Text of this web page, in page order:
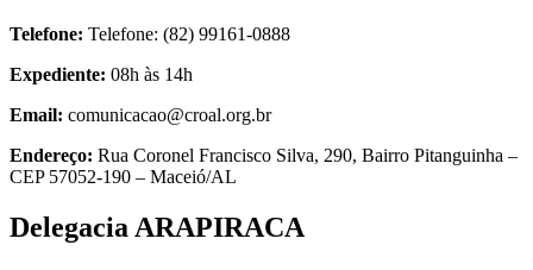
Telefone: Telefone: (82) 99161-0888
Expediente: 08h às 14h
Email: comunicacao@croal.org.br
Endereço: Rua Coronel Francisco Silva, 290, Bairro Pitanguinha –
CEP 57052-190 – Maceió/AL
Delegacia ARAPIRACA